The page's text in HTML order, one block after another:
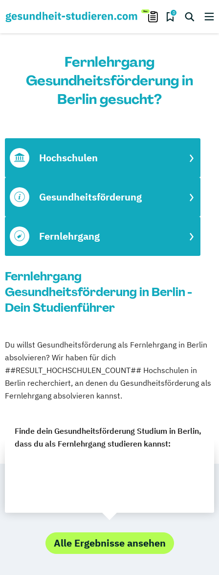
0
Fernlehrgang
Gesundheitsförderung in
Berlin gesucht?
Fernlehrgang
Gesundheitsförderung
Hochschulen
Fernlehrgang
Gesundheitsförderung in Berlin -
Dein Studienführer
Du willst Gesundheitsförderung als Fernlehrgang in Berlin
absolvieren? Wir haben für dich
##RESULT_HOCHSCHULEN_COUNT## Hochschulen in
Berlin recherchiert, an denen du Gesundheitsförderung als
Fernlehrgang absolvieren kannst.
Finde dein Gesundheitsförderung Studium in Berlin,
dass du als Fernlehrgang studieren kannst:
Alle Ergebnisse ansehen